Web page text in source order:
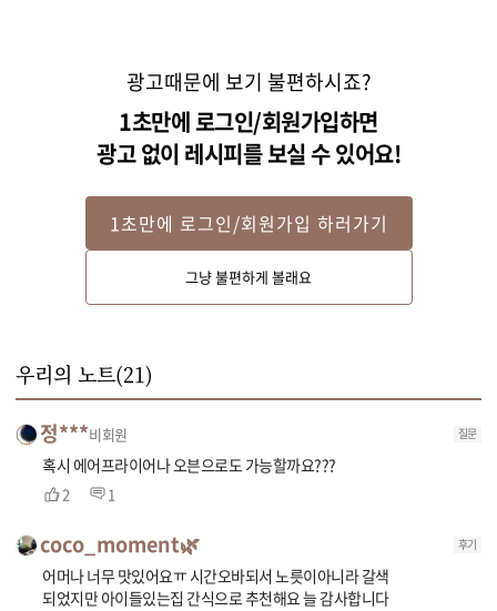
고구마를 흐르는 물에 헹군 후, 찬물에 10분 정도 담갔다가 키친타올에 올려
물기를 제거해주세요.
(고구마를 물에 담갔다가 사용하면 전분기가 빠져 튀길때 고구마가 달라 붙지
광고때문에 보기 불편하시죠?
1초만에 로그인/회원가입하면
광고 없이 레시피를 보실 수 있어요!
1초만에 로그인/회원가입 하러가기
그냥 불편하게 볼래요
우리의 노트(21)
정***비회원 질문
혹시 에어프라이어나 오븐으로도 가능할까요???
2 1
coco_moment🌿 후기
어머나 너무 맛있어요ㅠ 시간오바되서 노릇이아니라 갈색
되었지만 아이들있는집 간식으로 추천해요 늘 감사합니다